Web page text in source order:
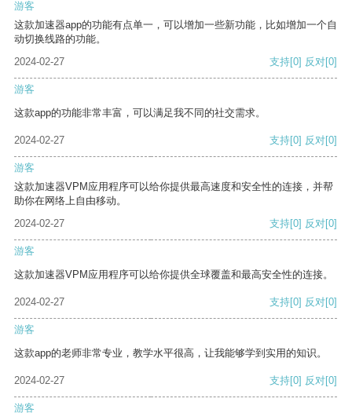
游客
这款加速器app的功能有点单一，可以增加一些新功能，比如增加一个自
动切换线路的功能。
2024-02-27
支持[0] 反对[0]
游客
这款app的功能非常丰富，可以满足我不同的社交需求。
2024-02-27 支持[0] 反对[0]
游客
这款加速器VPM应用程序可以给你提供最高速度和安全性的连接，并帮
助你在网络上自由移动。
2024-02-27
支持[0] 反对[0]
游客
这款加速器VPM应用程序可以给你提供全球覆盖和最高安全性的连接。
2024-02-27 支持[0] 反对[0]
游客
这款app的老师非常专业，教学水平很高，让我能够学到实用的知识。
2024-02-27 支持[0] 反对[0]
游客